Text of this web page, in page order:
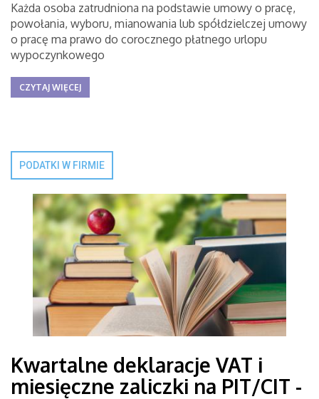
Każda osoba zatrudniona na podstawie umowy o pracę,
powołania, wyboru, mianowania lub spółdzielczej umowy
o pracę ma prawo do corocznego płatnego urlopu
wypoczynkowego
CZYTAJ WIĘCEJ
PODATKI W FIRMIE
Kwartalne deklaracje VAT i
miesięczne zaliczki na PIT/CIT -